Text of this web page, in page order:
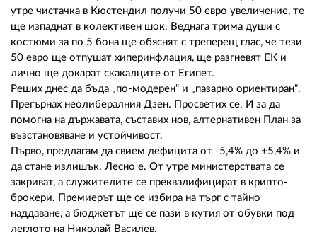
утре чистачка в Кюстендил получи 50 евро увеличение, те
ще изпаднат в колективен шок. Веднага трима души с
костюми за по 5 бона ще обяснят с треперещ глас, че тези
50 евро ще отпушат хиперинфлация, ще разгневят ЕК и
лично ще докарат скакалците от Египет.
Реших днес да бъда „по-модерен“ и „пазарно ориентиран“.
Прегърнах неолибералния Дзен. Просветих се. И за да
помогна на държавата, съставих нов, алтернативен План за
възстановяване и устойчивост.
Първо, предлагам да свием дефицита от -5,4% до +5,4% и
да стане излишък. Лесно е. От утре министерствата се
закриват, а служителите се преквалифицират в крипто-
брокери. Премиерът ще се избира на търг с тайно
наддаване, а бюджетът ще се пази в кутия от обувки под
леглото на Николай Василев.
РЕКЛАМА
АБОНАМЕНТ
УСЛОВИЯ ЗА ПОЛЗВАНЕ
ПОЛИТИКА ЗА БИСКВИТКИТЕ
ПОЛИТИКАТА ЗА
ПОВЕРИТЕЛНОСТ
02 975 20 35